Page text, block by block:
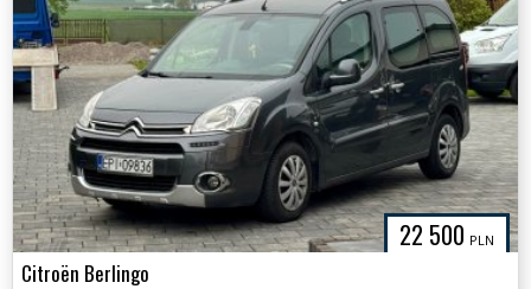
22 500 PLN
Citroën Berlingo